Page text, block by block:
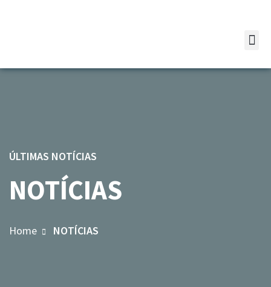
ÚLTIMAS NOTÍCIAS
NOTÍCIAS
Home NOTÍCIAS